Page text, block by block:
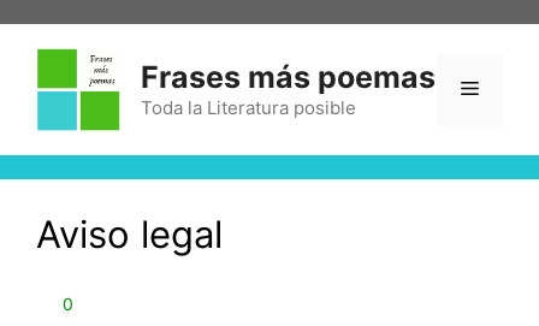
Frases más poemas
Toda la Literatura posible
Aviso legal
0